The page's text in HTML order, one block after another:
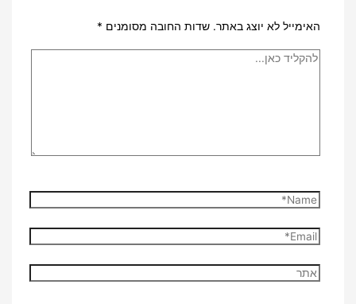
האימייל לא יוצג באתר. שדות החובה מסומנים *
להקליד
כאן...
Name*
Email*
אתר